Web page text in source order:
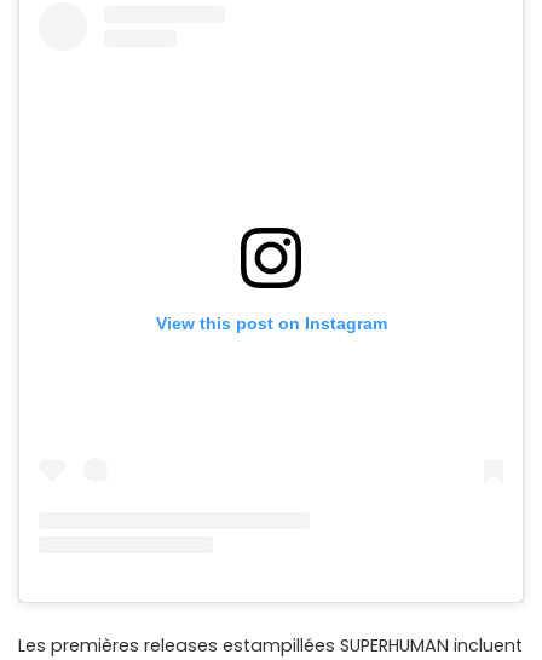
View this post on Instagram
Les premières releases estampillées SUPERHUMAN incluent